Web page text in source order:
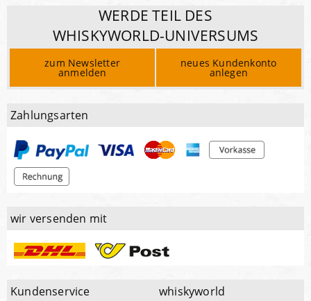
WERDE TEIL DES
WHISKYWORLD-UNIVERSUMS
zum Newsletter
anmelden
neues Kundenkonto
anlegen
Zahlungsarten
wir versenden mit
Kundenservice whiskyworld